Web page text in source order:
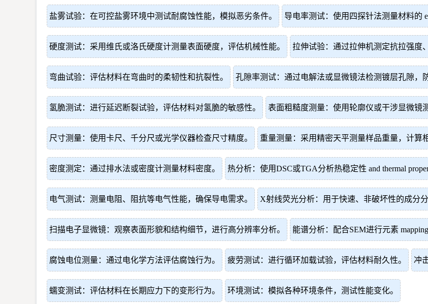
盐雾试验：在可控盐雾环境中测试耐腐蚀性能，模拟恶劣条件。 导电率测试：使用四探针法测量材料的
硬度测试：采用维氏或洛氏硬度计测量表面硬度，评估机械性能。 拉伸试验：通过拉伸机测定抗拉强度
弯曲试验：评估材料在弯曲时的柔韧性和抗裂性。 孔隙率测试：通过电解法或显微镜法检测镀层孔隙，
氢脆测试：进行延迟断裂试验，评估材料对氢脆的敏感性。 表面粗糙度测量：使用轮廓仪或干涉显微镜
尺寸测量：使用卡尺、千分尺或光学仪器检查尺寸精度。 重量测量：采用精密天平测量样品重量，计算
密度测定：通过排水法或密度计测量材料密度。 热分析：使用DSC或TGA分析热稳定性 and thermal
电气测试：测量电阻、阻抗等电气性能，确保导电需求。 X射线荧光分析：用于快速、非破坏性的成分分
扫描电子显微镜：观察表面形貌和结构细节，进行高分辨率分析。 能谱分析：配合SEM进行元素 mapping
腐蚀电位测量：通过电化学方法评估腐蚀行为。 疲劳测试：进行循环加载试验，评估材料耐久性。 冲
蠕变测试：评估材料在长期应力下的变形行为。 环境测试：模拟各种环境条件，测试性能变化。